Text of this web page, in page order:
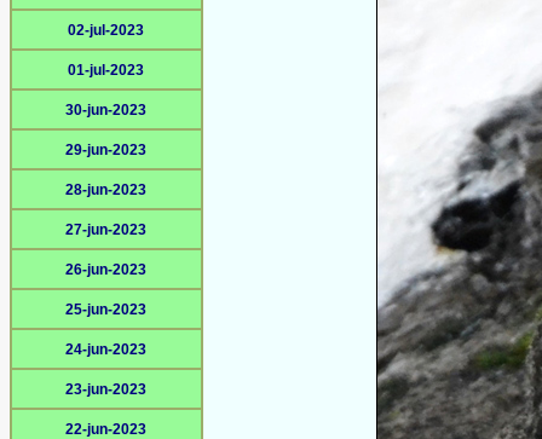
02-jul-2023
01-jul-2023
30-jun-2023
29-jun-2023
28-jun-2023
27-jun-2023
26-jun-2023
25-jun-2023
24-jun-2023
23-jun-2023
22-jun-2023